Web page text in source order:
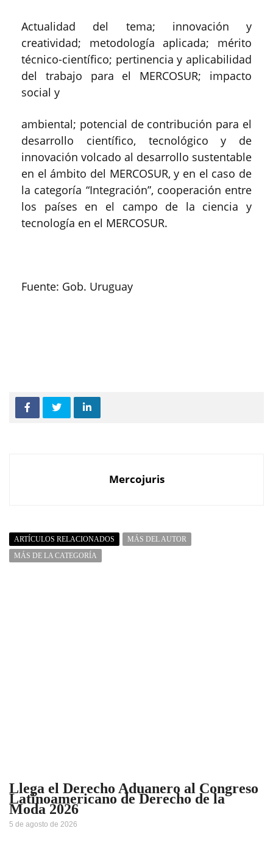
Actualidad del tema; innovación y
creatividad; metodología aplicada; mérito
técnico-científico; pertinencia y aplicabilidad
del trabajo para el MERCOSUR; impacto
social y
ambiental; potencial de contribución para el
desarrollo científico, tecnológico y de
innovación volcado al desarrollo sustentable
en el ámbito del MERCOSUR, y en el caso de
la categoría “Integración”, cooperación entre
los países en el campo de la ciencia y
tecnología en el MERCOSUR.
Fuente: Gob. Uruguay
Mercojuris
ARTÍCULOS RELACIONADOS
MÁS DEL AUTOR
MÁS DE LA CATEGORÍA
Llega el Derecho Aduanero al Congreso
Latinoamericano de Derecho de la
Moda 2026
5 de agosto de 2026